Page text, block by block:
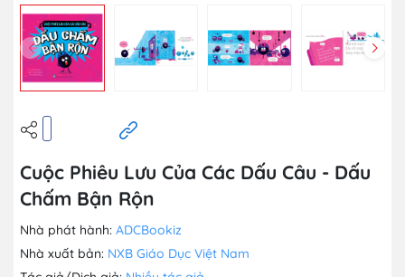
Cuộc Phiêu Lưu Của Các Dấu Câu - Dấu
Chấm Bận Rộn
Nhà phát hành: ADCBookiz
Nhà xuất bản: NXB Giáo Dục Việt Nam